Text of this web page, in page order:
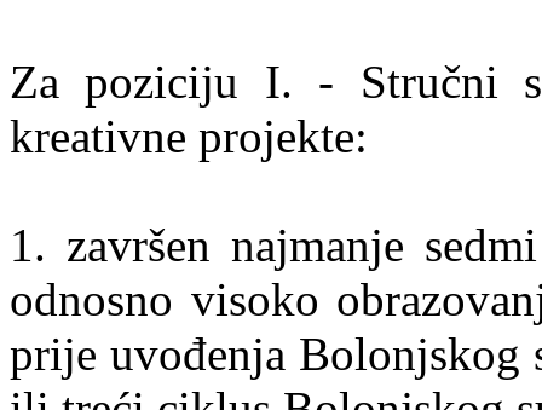
Za poziciju I. - Stručni
kreativne projekte:
1. završen najmanje
odnosno visoko
prije uvođenja Bolonjskog